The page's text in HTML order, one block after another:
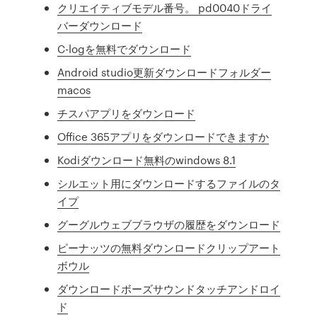
クリエイティブモデル番号。 pd0040ドライ
バーダウンロード
C-logを無料でダウンロード
Android studio更新ダウンロードフォルダー
macos
チスパアプリをダウンロード
Office 365アプリをダウンロードできますか
Kodiダウンロード無料のwindows 8.1
シルエット用にダウンロードするファイルのタ
イプ
グーグルウェブブラウザの履歴をダウンロード
ピーナッツの無料ダウンロードクリップアート
ボウル
ダウンロードボーズサウンドタッチアンドロイ
ド